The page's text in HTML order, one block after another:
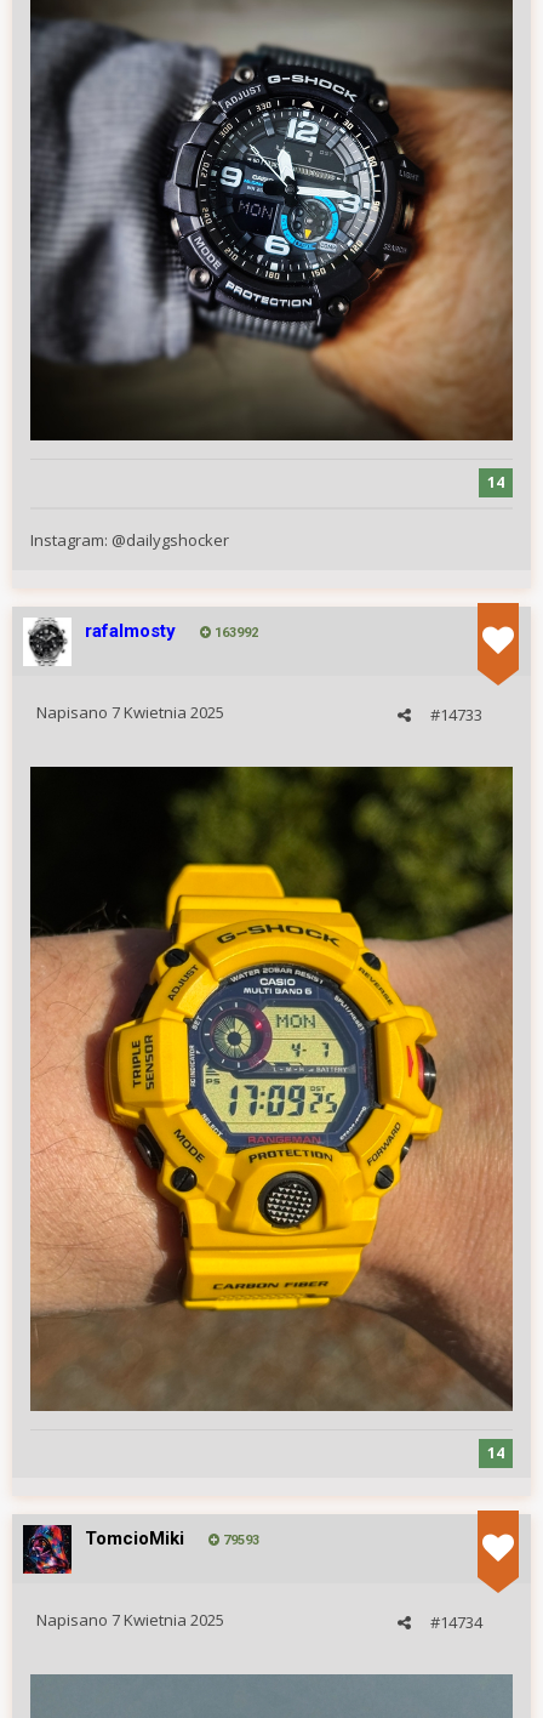
14
Instagram: @dailygshocker
rafalmosty 163992
#14733
Napisano 7 Kwietnia 2025
14
TomcioMiki 79593
#14734
Napisano 7 Kwietnia 2025